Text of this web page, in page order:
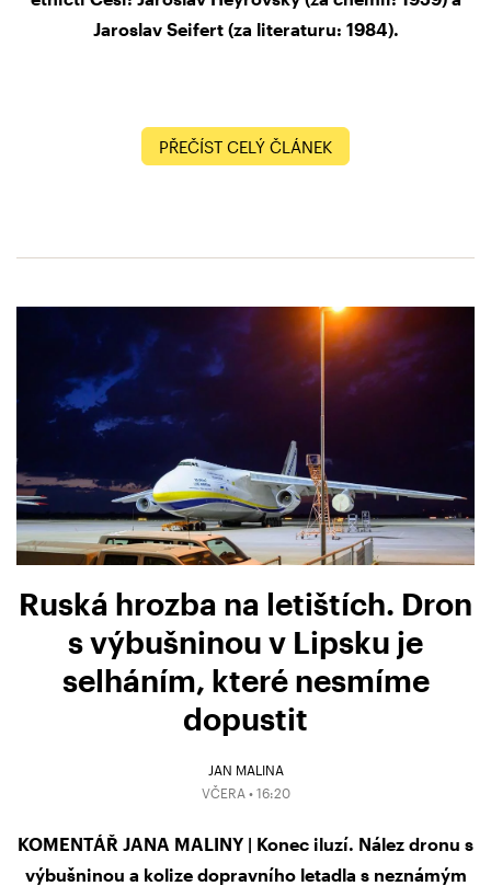
Jaroslav Seifert (za literaturu: 1984).
PŘEČÍST CELÝ ČLÁNEK
Ruská hrozba na letištích. Dron
s výbušninou v Lipsku je
selháním, které nesmíme
dopustit
JAN MALINA
VČERA • 16:20
KOMENTÁŘ JANA MALINY | Konec iluzí. Nález dronu s
výbušninou a kolize dopravního letadla s neznámým